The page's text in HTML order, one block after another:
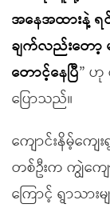
အနေအထားနဲ့
ချက်လည်းတော့
တောင့်နေပြီ” ဟု
ပြောသည်။
ကျောင်းနိမ့်က
တစ်ဦးက ကျွဲကျ
ကြောင့် ရွာသာ